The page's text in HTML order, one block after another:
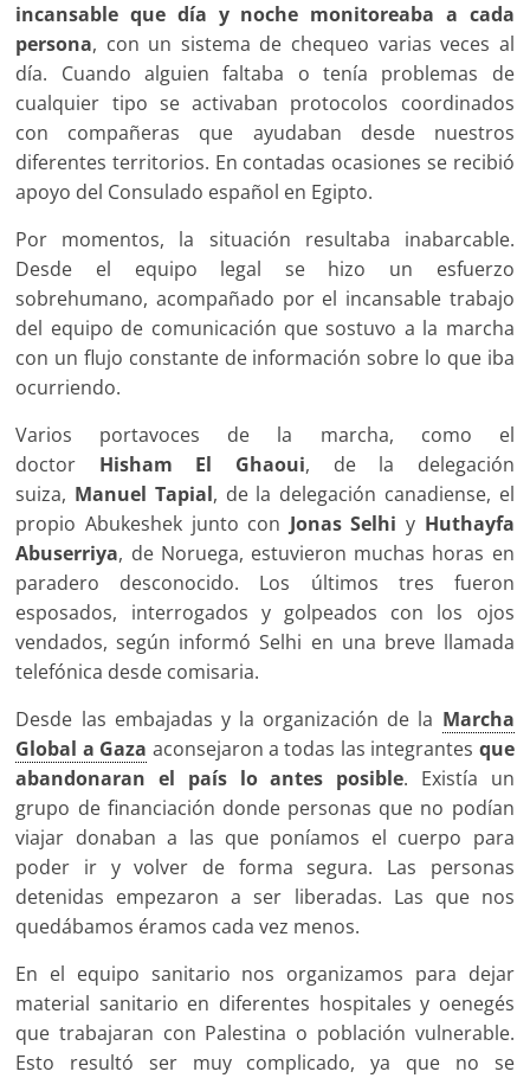
incansable que día y noche monitoreaba a cada
persona, con un sistema de chequeo varias veces al
día. Cuando alguien faltaba o tenía problemas de
cualquier tipo se activaban protocolos coordinados
con compañeras que ayudaban desde nuestros
diferentes territorios. En contadas ocasiones se recibió
apoyo del Consulado español en Egipto.
Por momentos, la situación resultaba inabarcable.
Desde el equipo legal se hizo un esfuerzo
sobrehumano, acompañado por el incansable trabajo
del equipo de comunicación que sostuvo a la marcha
con un flujo constante de información sobre lo que iba
ocurriendo.
Varios portavoces de la marcha, como el
doctor Hisham El Ghaoui, de la delegación
suiza, Manuel Tapial, de la delegación canadiense, el
propio Abukeshek junto con Jonas Selhi y Huthayfa
Abuserriya, de Noruega, estuvieron muchas horas en
paradero desconocido. Los últimos tres fueron
esposados, interrogados y golpeados con los ojos
vendados, según informó Selhi en una breve llamada
telefónica desde comisaria.
Desde las embajadas y la organización de la Marcha
Global a Gaza aconsejaron a todas las integrantes que
abandonaran el país lo antes posible. Existía un
grupo de financiación donde personas que no podían
viajar donaban a las que poníamos el cuerpo para
poder ir y volver de forma segura. Las personas
detenidas empezaron a ser liberadas. Las que nos
quedábamos éramos cada vez menos.
En el equipo sanitario nos organizamos para dejar
material sanitario en diferentes hospitales y oenegés
que trabajaran con Palestina o población vulnerable.
Esto resultó ser muy complicado, ya que no se